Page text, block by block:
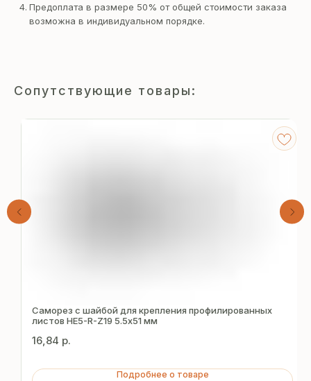
Предоплата в размере 50% от общей стоимости заказа
возможна в индивидуальном порядке.
Сопутствующие товары:
Саморез с шайбой для крепления профилированных
листов HE5-R-Z19 5.5х51 мм
16,84 р.
Подробнее о товаре
бесплатный расчёт
за 15 минут
Отправьте заявку — и получите